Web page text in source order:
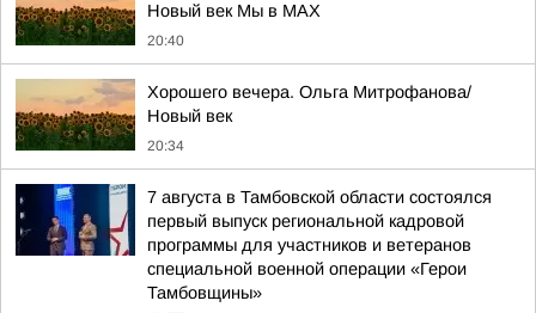
Новый век Мы в MAX
20:40
Хорошего вечера. Ольга Митрофанова/
Новый век
20:34
7 августа в Тамбовской области состоялся
первый выпуск региональной кадровой
программы для участников и ветеранов
специальной военной операции «Герои
Тамбовщины»